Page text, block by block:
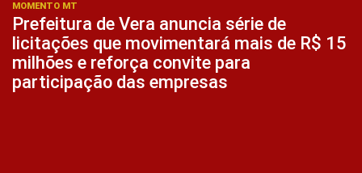
MOMENTO MT
Prefeitura de Vera anuncia série de
licitações que movimentará mais de R$ 15
milhões e reforça convite para
participação das empresas